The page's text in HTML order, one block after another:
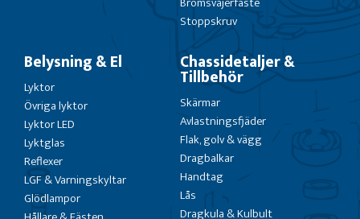
Stoppskruv
Belysning & El
Lyktor
Övriga lyktor
Lyktor LED
Lyktglas
Reflexer
LGF & Varningskyltar
Glödlampor
Chassidetaljer &
Tillbehör
Skärmar
Avlastningsfjäder
Flak, golv & vägg
Dragbalkar
Handtag
Lås
Dragkula & Kulbult